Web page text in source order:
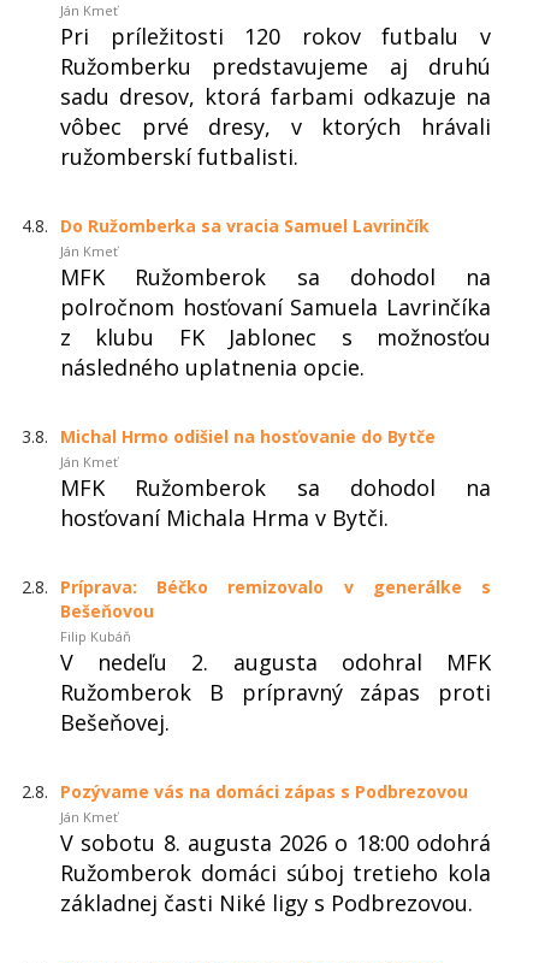
Ján Kmeť
Pri príležitosti 120 rokov futbalu v
Ružomberku predstavujeme aj druhú
sadu dresov, ktorá farbami odkazuje na
vôbec prvé dresy, v ktorých hrávali
ružomberskí futbalisti.
4.8. Do Ružomberka sa vracia Samuel Lavrinčík
Ján Kmeť
MFK Ružomberok sa dohodol na
polročnom hosťovaní Samuela Lavrinčíka
z klubu FK Jablonec s možnosťou
následného uplatnenia opcie.
3.8. Michal Hrmo odišiel na hosťovanie do Bytče
Ján Kmeť
MFK Ružomberok sa dohodol na
hosťovaní Michala Hrma v Bytči.
2.8.
Príprava: Béčko remizovalo v generálke s
Bešeňovou
Filip Kubáň
V nedeľu 2. augusta odohral MFK
Ružomberok B prípravný zápas proti
Bešeňovej.
2.8. Pozývame vás na domáci zápas s Podbrezovou
Ján Kmeť
V sobotu 8. augusta 2026 o 18:00 odohrá
Ružomberok domáci súboj tretieho kola
základnej časti Niké ligy s Podbrezovou.